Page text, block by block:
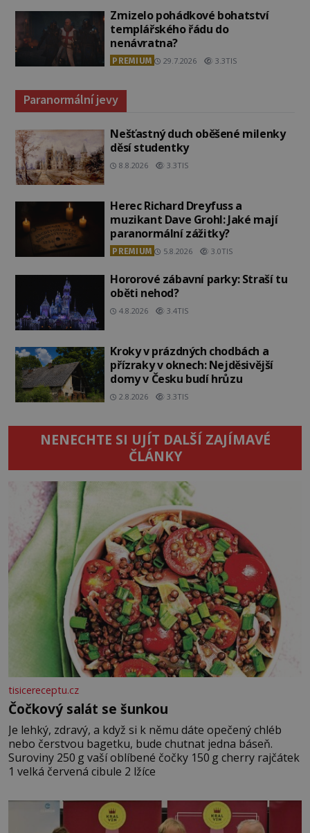
Zmizelo pohádkové bohatství
templářského řádu do
nenávratna?
PREMIUM 29.7.2026 3.3TIS
Paranormální jevy
Nešťastný duch oběšené milenky
děsí studentky
8.8.2026 3.3TIS
Herec Richard Dreyfuss a
muzikant Dave Grohl: Jaké mají
paranormální zážitky?
PREMIUM 5.8.2026 3.0TIS
Hororové zábavní parky: Straší tu
oběti nehod?
4.8.2026 3.4TIS
Kroky v prázdných chodbách a
přízraky v oknech: Nejděsivější
domy v Česku budí hrůzu
2.8.2026 3.3TIS
NENECHTE SI UJÍT DALŠÍ ZAJÍMAVÉ
ČLÁNKY
tisicereceptu.cz
Čočkový salát se šunkou
Je lehký, zdravý, a když si k němu dáte opečený chléb
nebo čerstvou bagetku, bude chutnat jedna báseň.
Suroviny 250 g vaší oblíbené čočky 150 g cherry rajčátek
1 velká červená cibule 2 lžíce